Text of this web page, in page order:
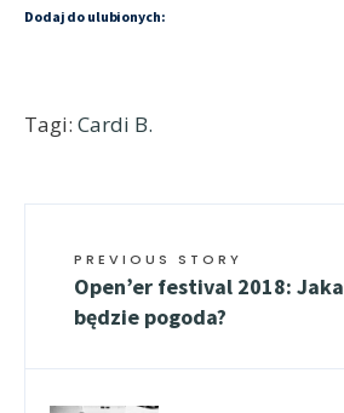
Dodaj do ulubionych:
Tagi: Cardi B.
PREVIOUS STORY
Open’er festival 2018: Jaka
będzie pogoda?